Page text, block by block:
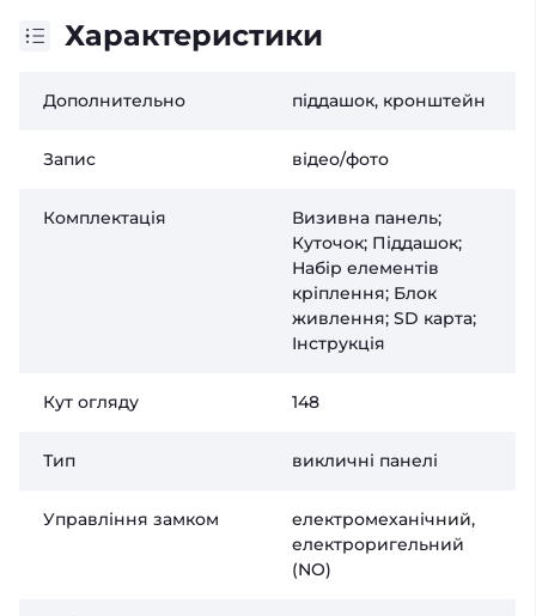
Характеристики
Дополнительно піддашок, кронштейн
Запис відео/фото
Комплектація
Визивна панель;
Куточок; Піддашок;
Набір елементів
кріплення; Блок
живлення; SD карта;
Інструкція
Кут огляду 148
Тип викличні панелі
Управління замком
електромеханічний,
електроригельний
(NO)